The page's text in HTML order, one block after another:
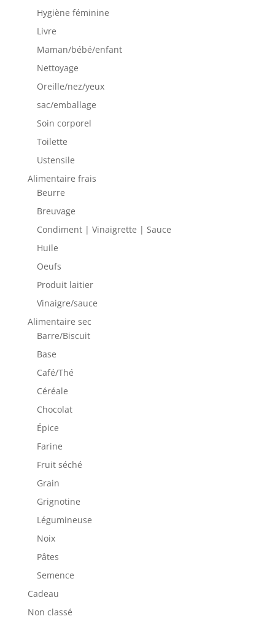
Hygiène féminine
Livre
Maman/bébé/enfant
Nettoyage
Oreille/nez/yeux
sac/emballage
Soin corporel
Toilette
Ustensile
Alimentaire frais
Beurre
Breuvage
Condiment | Vinaigrette | Sauce
Huile
Oeufs
Produit laitier
Vinaigre/sauce
Alimentaire sec
Barre/Biscuit
Base
Café/Thé
Céréale
Chocolat
Épice
Farine
Fruit séché
Grain
Grignotine
Légumineuse
Noix
Pâtes
Semence
Cadeau
Non classé